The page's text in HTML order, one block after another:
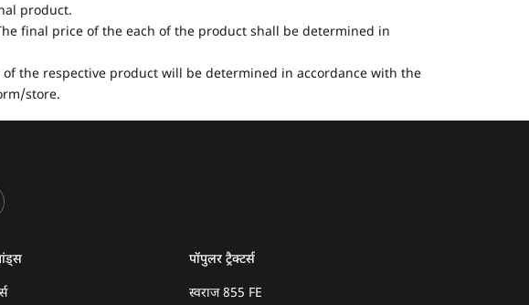
product.
final price of the each of the product shall be determined in
the respective product will be determined in accordance with the
store.
पॉपुलर ट्रैक्टर्स
स्वराज 855 FE